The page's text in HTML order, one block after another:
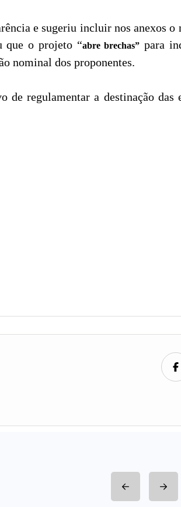
e sugeriu incluir nos anexos o
que o projeto “abre brechas” para
nominal dos proponentes.
regulamentar a destinação das